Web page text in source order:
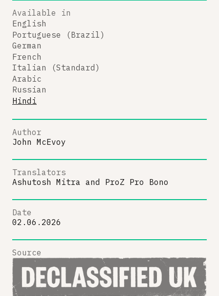
Available in
English
Portuguese (Brazil)
German
French
Italian (Standard)
Arabic
Russian
Hindi
Author
John McEvoy
Translators
Ashutosh Mitra and ProZ Pro Bono
Date
02.06.2026
Source